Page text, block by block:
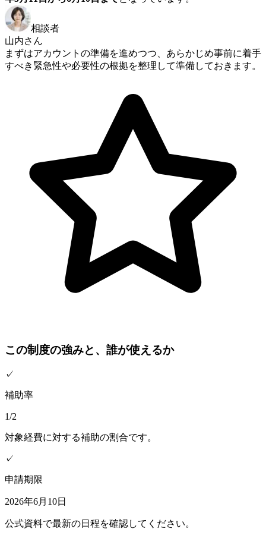
相談者
山内さん
まずはアカウントの準備を進めつつ、あらかじめ事前に着手
すべき緊急性や必要性の根拠を整理して準備しておきます。
この制度の強みと、誰が使えるか
✓
補助率
1/2
対象経費に対する補助の割合です。
✓
申請期限
2026年6月10日
公式資料で最新の日程を確認してください。